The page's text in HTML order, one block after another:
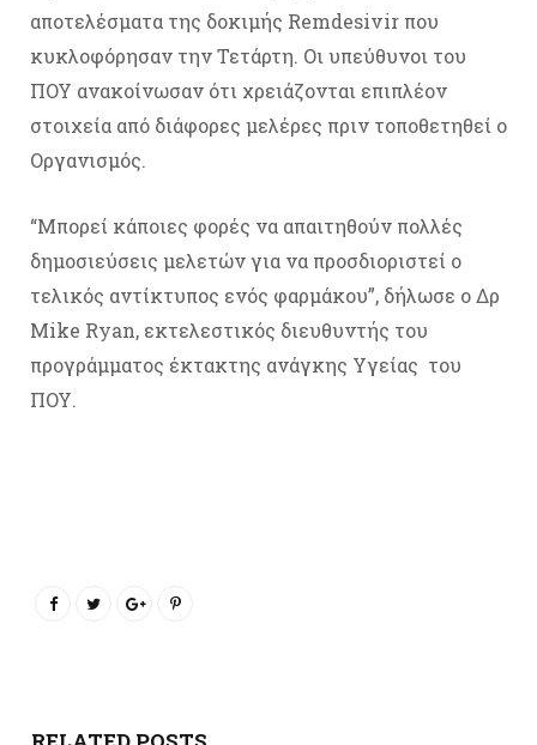
αποτελέσματα της δοκιμής Remdesivir που
κυκλοφόρησαν την Τετάρτη. Οι υπεύθυνοι του
ΠΟΥ ανακοίνωσαν ότι χρειάζονται επιπλέον
στοιχεία από διάφορες μελέρες πριν τοποθετηθεί ο
Οργανισμός.
“Μπορεί κάποιες φορές να απαιτηθούν πολλές
δημοσιεύσεις μελετών για να προσδιοριστεί ο
τελικός αντίκτυπος ενός φαρμάκου”, δήλωσε ο Δρ
Mike Ryan, εκτελεστικός διευθυντής του
προγράμματος έκτακτης ανάγκης Υγείας του
ΠΟΥ.